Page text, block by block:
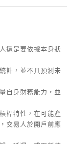
還是要依據本身狀
計，並不具預測未
自身財務能力，並
桿特性，在可能產
交易人於開戶前應